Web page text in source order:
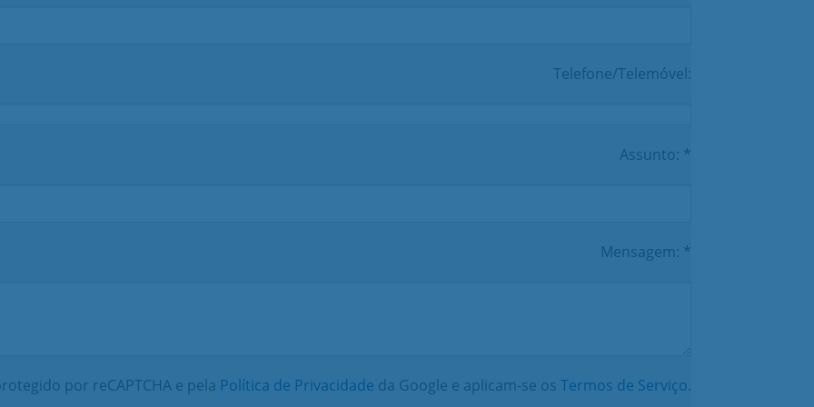
Telefone/Telemóvel:
Assunto: *
Mensagem: *
por reCAPTCHA e pela Política de Privacidade da Google e aplicam-se os Termos de Serviço.